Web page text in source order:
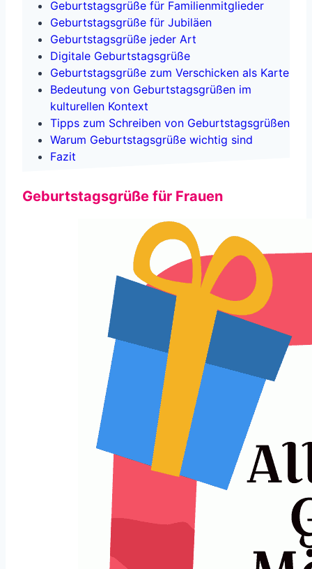
Geburtstagsgrüße für Familienmitglieder
Geburtstagsgrüße für Jubiläen
Geburtstagsgrüße jeder Art
Digitale Geburtstagsgrüße
Geburtstagsgrüße zum Verschicken als Karte
Bedeutung von Geburtstagsgrüßen im
kulturellen Kontext
Tipps zum Schreiben von Geburtstagsgrüßen
Warum Geburtstagsgrüße wichtig sind
Fazit
Geburtstagsgrüße für Frauen